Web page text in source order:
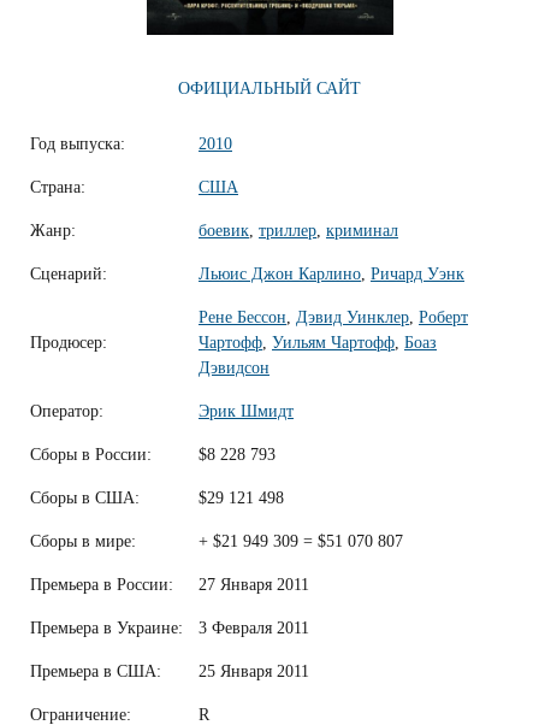
ОФИЦИАЛЬНЫЙ САЙТ
Год выпуска: 2010
Страна: США
Жанр: боевик триллер криминал
Сценарий: Льюис Джон Карлино Ричард Уэнк
Продюсер:
Рене Бессон Дэвид Уинклер Роберт
Чартофф Уильям Чартофф Боаз
Дэвидсон
Оператор: Эрик Шмидт
Сборы в России: $8 228 793
Сборы в США: $29 121 498
Сборы в мире: + $21 949 309 = $51 070 807
Премьера в России: 27 Января 2011
Премьера в Украине: 3 Февраля 2011
Премьера в США: 25 Января 2011
Ограничение: R